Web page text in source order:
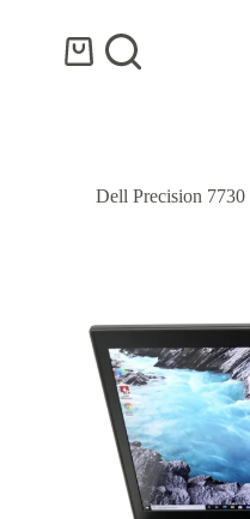
عربة
Dell Precision